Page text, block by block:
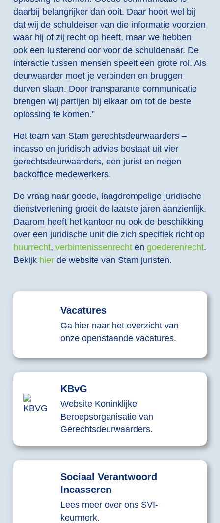
daarbij belangrijker dan ooit. Daar hoort wel bij
dat wij de schuldeiser van die informatie voorzien
waar hij of zij recht op heeft, maar we hebben
ook een luisterend oor voor de schuldenaar. De
interactie tussen mensen speelt een grote rol. Als
deurwaarder moet je verbinden en bruggen
durven slaan. Door transparante communicatie
brengen wij partijen bij elkaar om tot de beste
oplossing te komen.”
Het team van Stam gerechtsdeurwaarders –
incasso en juridisch advies bestaat uit vier
gerechtsdeurwaarders, een jurist en negen
backoffice medewerkers.
De vraag naar goede, laagdrempelige juridische
dienstverlening groeit de laatste jaren aanzienlijk.
Daarom heeft het kantoor nu ook de beschikking
over een juridische unit die zich specifiek richt op
huurrecht, verbintenissenrecht en goederenrecht.
Bekijk hier de website van Stam juristen.
Vacatures
Ga hier naar het overzicht van
onze openstaande vacatures.
KBvG
Website Koninklijke
Beroepsorganisatie van
Gerechtsdeurwaarders.
Sociaal Verantwoord
Incasseren
Lees meer over ons SVI-
keurmerk.